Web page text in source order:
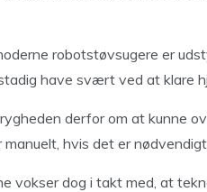
robotstøvsugere er
have svært ved at klare
derfor om at kunne
hvis det er
vokser dog i takt med, at